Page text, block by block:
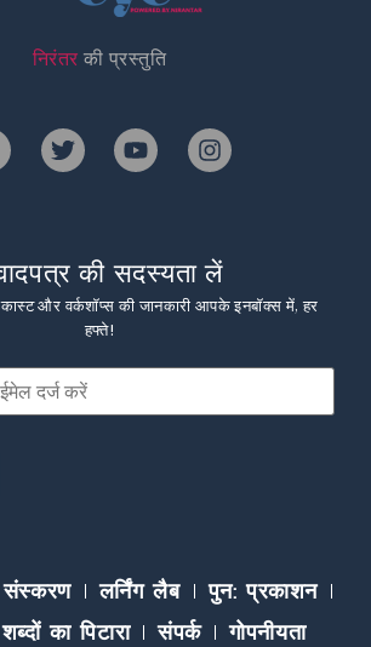
निरंतर की प्रस्तुति
की सदस्यता लें
और वर्कशॉप्स की जानकारी आपके इनबॉक्स में, हर
हफ्ते!
संस्करण लर्निंग लैब
पुन: प्रकाशन
शब्दों का पिटारा संपर्क गोपनीयता